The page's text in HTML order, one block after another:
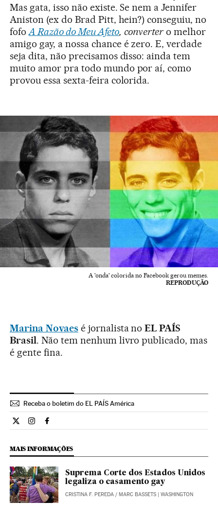
Mas gata, isso não existe. Se nem a Jennifer
Aniston (ex do Brad Pitt, hein?) conseguiu, no
fofoA Razão do Meu Afeto, converter o melhor
amigo gay, a nossa chance é zero. E, verdade
seja dita, não precisamos disso: ainda tem
muito amor pra todo mundo por aí, como
provou essa sexta-feira colorida.
A 'onda' colorida no Facebook gerou memes.
REPRODUÇÃO
Marina Novaesé jornalista noEL PAÍS
Brasil. Não tem nenhum livro publicado, mas
é gente fina.
Receba o boletim do EL PAÍS América
Opiniao El País Brasil en Twitter
Opiniao El País Brasil en Instagram
Opiniao El País Brasil en Facebook
MAIS INFORMAÇÕES
Suprema Corte dos Estados Unidos
legaliza o casamento gay
CRISTINA F. PEREDA / MARC BASSETS | WASHINGTON